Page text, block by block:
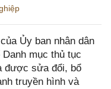
Ủy ban nhân dân
mục thủ tục
được sửa đổi, bổ
truyền hình và